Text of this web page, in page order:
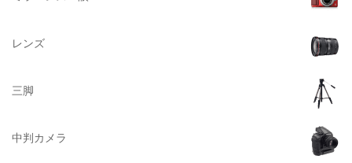
A-POWER (エー・パワー)
ACQUAPAZZA（アクアパッツァ）
レンズ
三脚
中判カメラ